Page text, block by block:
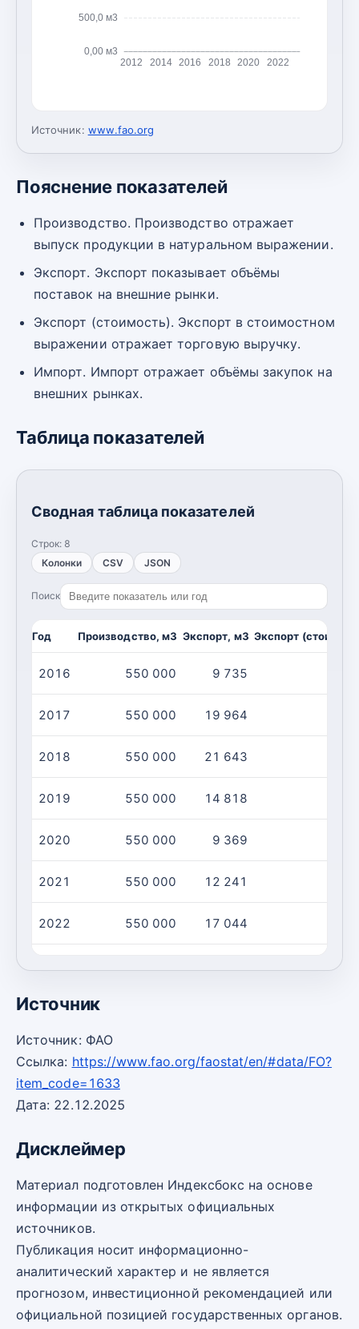
0,00 м3
500,0 м3
2012 2014 2016 2018 2020 2022
Источник: www.fao.org
Пояснение показателей
Производство. Производство отражает
выпуск продукции в натуральном выражении.
Экспорт. Экспорт показывает объёмы
поставок на внешние рынки.
Экспорт (стоимость). Экспорт в стоимостном
выражении отражает торговую выручку.
Импорт. Импорт отражает объёмы закупок на
внешних рынках.
Таблица показателей
Сводная таблица показателей
Строк: 8
Колонки
CSV JSON
Поиск
Год Производство, м3 Экспорт, м3 Экспорт
2016 550 000 9 735
2017 550 000 19 964
2018 550 000 21 643
2019 550 000 14 818
2020 550 000 9 369
2021 550 000 12 241
2022 550 000 17 044
Источник
Источник: ФАО
Ссылка: https://www.fao.org/faostat/en/#data/FO?
item_code=1633
Дата: 22.12.2025
Дисклеймер
Материал подготовлен Индексбокс на основе
информации из открытых официальных
источников.
Публикация носит информационно-
аналитический характер и не является
прогнозом, инвестиционной рекомендацией или
официальной позицией государственных органов.